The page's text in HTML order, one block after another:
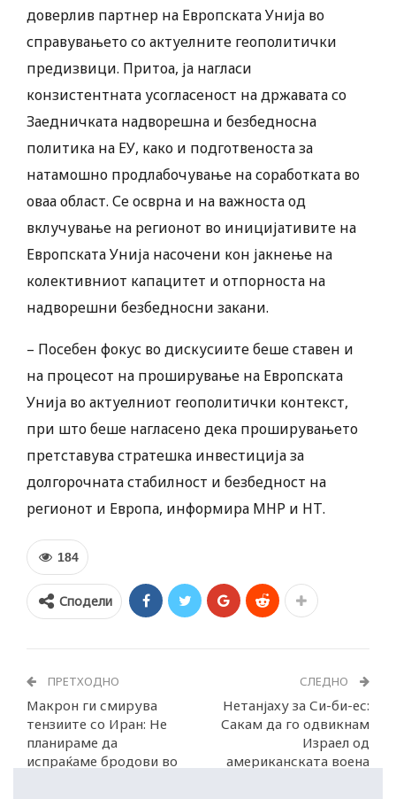
доверлив партнер на Европската Унија во
справувањето со актуелните геополитички
предизвици. Притоа, ја нагласи
конзистентната усогласеност на државата со
Заедничката надворешна и безбедносна
политика на ЕУ, како и подготвеноста за
натамошно продлабочување на соработката во
оваа област. Се осврна и на важноста од
вклучување на регионот во иницијативите на
Европската Унија насочени кон јакнење на
колективниот капацитет и отпорноста на
надворешни безбедносни закани.
– Посебен фокус во дискусиите беше ставен и
на процесот на проширување на Европската
Унија во актуелниот геополитички контекст,
при што беше нагласено дека проширувањето
претставува стратешка инвестиција за
долгорочната стабилност и безбедност на
регионот и Европа, информира МНР и НТ.
184
Сподели
ПРЕТХОДНО
Макрон ги смирува
тензиите со Иран: Не
планираме да
испраќаме бродови во
СЛЕДНО
Нетанјаху за Си-би-ес:
Сакам да го одвикнам
Израел од
американската воена